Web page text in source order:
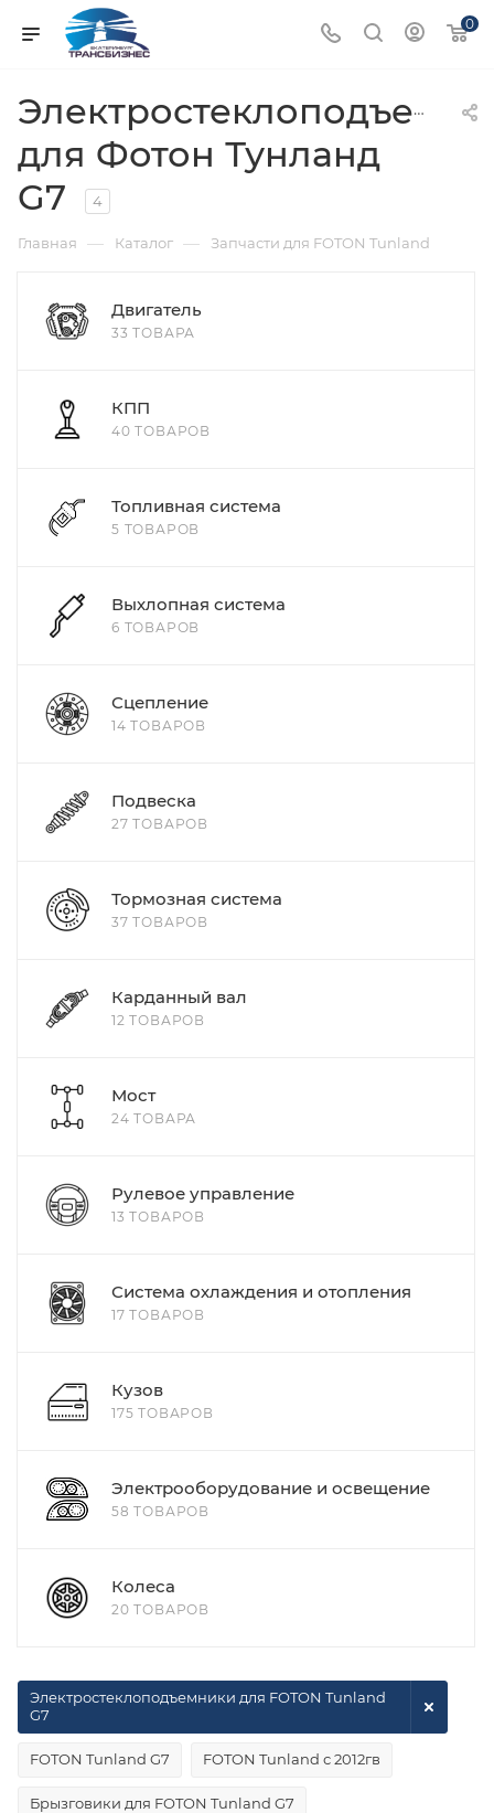
0
для Фотон Тунланд
G7
4
Главная — Каталог — Запчасти для FOTON Tunland
Двигатель
33 ТОВАРА
КПП
40 ТОВАРОВ
Топливная система
5 ТОВАРОВ
Выхлопная система
6 ТОВАРОВ
Сцепление
14 ТОВАРОВ
Подвеска
27 ТОВАРОВ
Тормозная система
37 ТОВАРОВ
Карданный вал
12 ТОВАРОВ
Мост
24 ТОВАРА
Рулевое управление
13 ТОВАРОВ
Система охлаждения и отопления
17 ТОВАРОВ
Кузов
175 ТОВАРОВ
Электрооборудование и освещение
58 ТОВАРОВ
Колеса
20 ТОВАРОВ
FOTON Tunland G7 FOTON Tunland с 2012гв
Брызговики для FOTON Tunland G7
Электростеклоподъемники для FOTON Tunland
G7